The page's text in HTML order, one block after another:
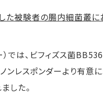
た被験者の腸内細菌叢に
では、ビフィズス菌BB536
ンレスポンダーより有意
した。